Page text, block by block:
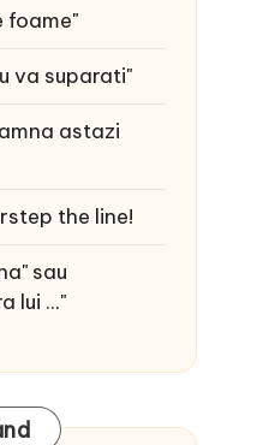
foame"
va suparati"
astazi
the line!
sau
lui ..."